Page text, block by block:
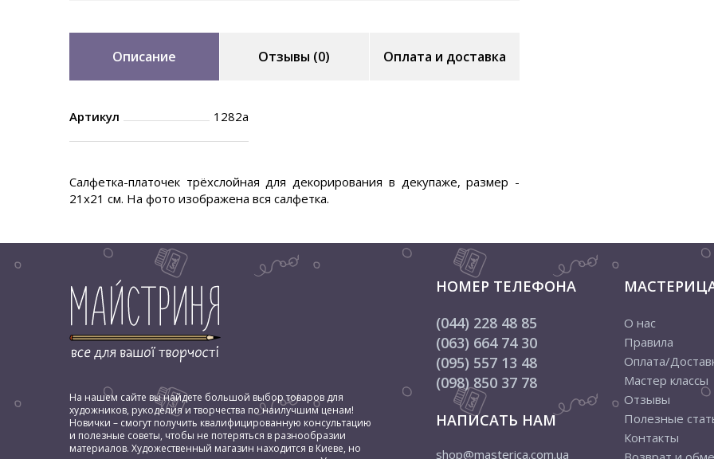
Описание Отзывы (0) Оплата и доставка
Артикул 1282a
Салфетка-платочек трёхслойная для декорирования в декупаже, размер -
21х21 см. На фото изображена вся салфетка.
На нашем сайте вы найдете большой выбор товаров для
художников, рукоделия и творчества по наилучшим ценам!
Новички – смогут получить квалифицированную консультацию
и полезные советы, чтобы не потеряться в разнообразии
материалов. Художественный магазин находится в Киеве, но
НОМЕР ТЕЛЕФОНА
(044) 228 48 85
(063) 664 74 30
(095) 557 13 48
(098) 850 37 78
НАПИСАТЬ НАМ
shop@masterica.com.ua
О нас
Правила
Оплата/
Мастер классы
Отзывы
Полезные
Контакты